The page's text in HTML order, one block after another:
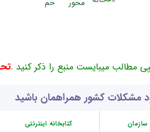
میبایست منبع را ذکر کنید .
مشکلات کشور همراهمان باشید
کتابخانه اینترنتی